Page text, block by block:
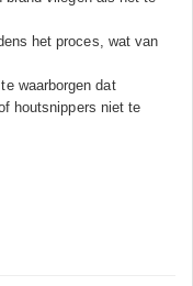
het proces, wat van
waarborgen dat
houtsnippers niet te